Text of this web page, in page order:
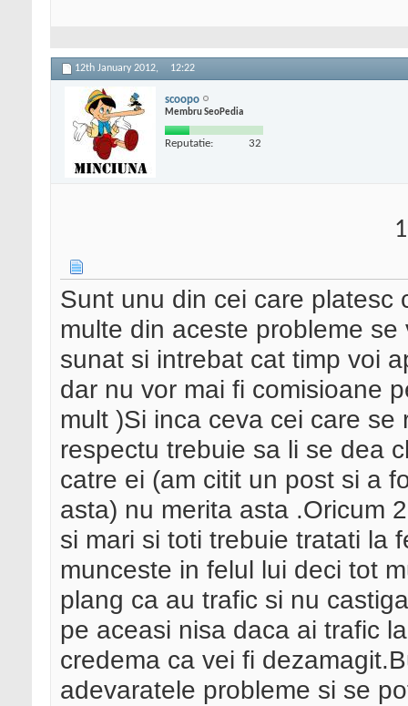
12th January 2012, 12:22
scoopo
Membru SeoPedia
Reputatie: 32
Sunt unu din cei care platesc
multe din aceste probleme
sunat si intrebat cat timp voi
dar nu vor mai fi comisioane
mult )Si inca ceva cei care
respectu trebuie sa li se dea
catre ei (am citit un post si a
asta) nu merita asta .Oricum
si mari si toti trebuie tratati la
munceste in felul lui deci tot
plang ca au trafic si nu
pe aceasi nisa daca ai trafic
credema ca vei fi
adevaratele probleme si se